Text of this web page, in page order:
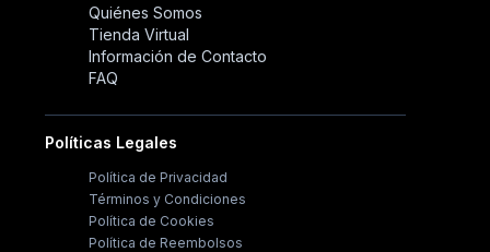
Quiénes Somos
Tienda Virtual
Información de Contacto
FAQ
Políticas Legales
Política de Privacidad
Términos y Condiciones
Política de Cookies
Política de Reembolsos